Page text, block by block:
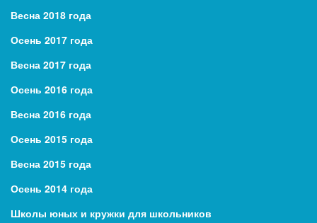
Весна 2018 года
Осень 2017 года
Весна 2017 года
Осень 2016 года
Весна 2016 года
Осень 2015 года
Весна 2015 года
Осень 2014 года
Школы юных и кружки для школьников